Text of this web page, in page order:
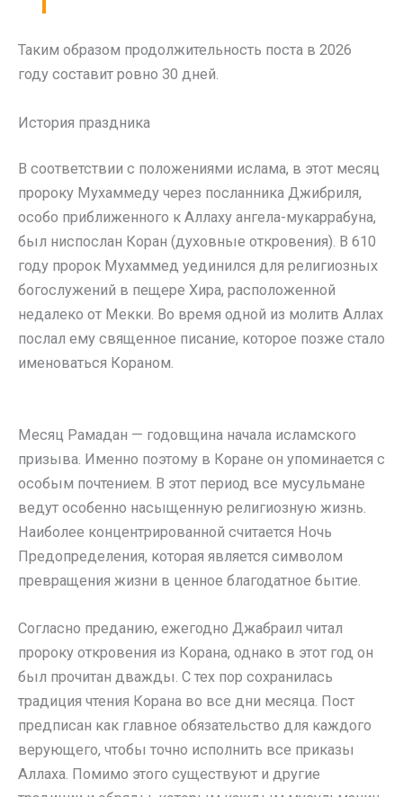
Таким образом продолжительность поста в 2026
году составит ровно 30 дней.
История праздника
В соответствии с положениями ислама, в этот месяц
пророку Мухаммеду через посланника Джибриля,
особо приближенного к Аллаху ангела-мукаррабуна,
был ниспослан Коран (духовные откровения). В 610
году пророк Мухаммед уединился для религиозных
богослужений в пещере Хира, расположенной
недалеко от Мекки. Во время одной из молитв Аллах
послал ему священное писание, которое позже стало
именоваться Кораном.
Месяц Рамадан — годовщина начала исламского
призыва. Именно поэтому в Коране он упоминается с
особым почтением. В этот период все мусульмане
ведут особенно насыщенную религиозную жизнь.
Наиболее концентрированной считается Ночь
Предопределения, которая является символом
превращения жизни в ценное благодатное бытие.
Согласно преданию, ежегодно Джабраил читал
пророку откровения из Корана, однако в этот год он
был прочитан дважды. С тех пор сохранилась
традиция чтения Корана во все дни месяца. Пост
предписан как главное обязательство для каждого
верующего, чтобы точно исполнить все приказы
Аллаха. Помимо этого существуют и другие